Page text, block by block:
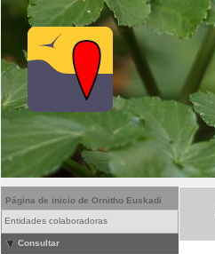
Página de inicio de Ornitho Euskadi
Entidades colaboradoras
Consultar